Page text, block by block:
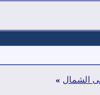
الشمال »